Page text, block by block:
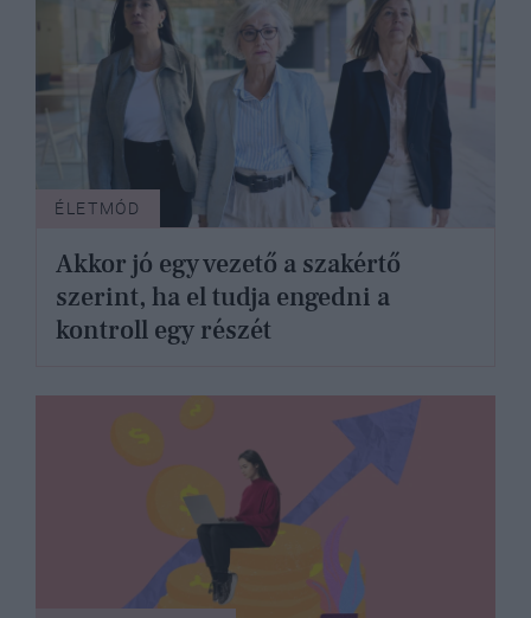
ÉLETMÓD
Akkor jó egy vezető a szakértő
szerint, ha el tudja engedni a
kontroll egy részét